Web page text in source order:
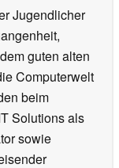
Jugendlicher
guten alten
Computerwelt
beim
Solutions als
sowie